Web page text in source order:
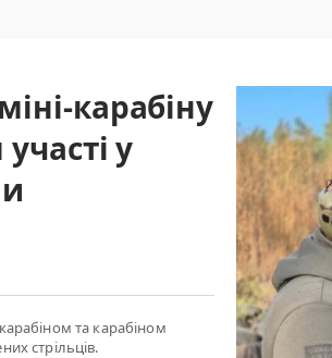
карабіну
у
та карабіном
стрільців.